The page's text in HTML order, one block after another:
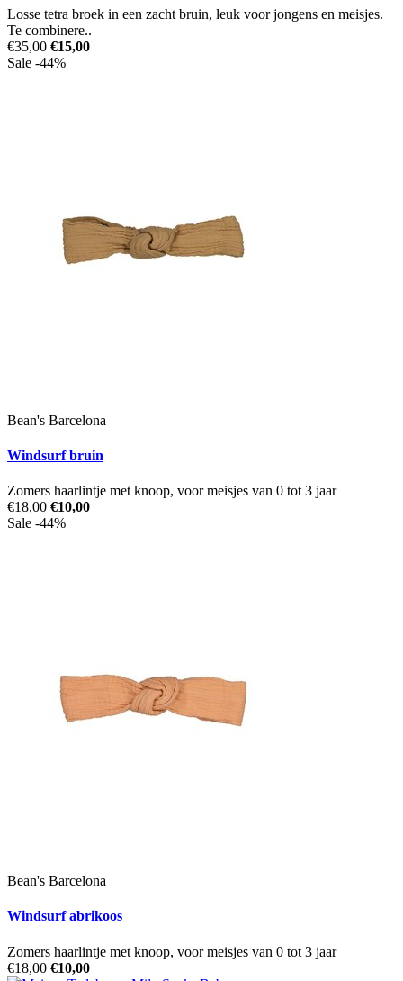
Losse tetra broek in een zacht bruin, leuk voor jongens en meisjes.
Te combinere..
€35,00 €15,00
Sale -44%
Bean's Barcelona
Windsurf bruin
Zomers haarlintje met knoop, voor meisjes van 0 tot 3 jaar
€18,00 €10,00
Sale -44%
Bean's Barcelona
Windsurf abrikoos
Zomers haarlintje met knoop, voor meisjes van 0 tot 3 jaar
€18,00 €10,00